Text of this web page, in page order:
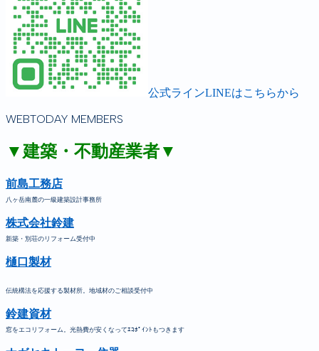
公式ラインLINEはこちらから
WEBTODAY MEMBERS
▼建築・不動産業者▼
前島工務店
八ヶ岳南麓の一級建築設計事務所
株式会社鈴建
新築・別荘のリフォーム受付中
樋口製材
伝統構法を応援する製材所。地域材のご相談受付中
鈴建資材
窓をエコリフォーム。光熱費が安くなってｴｺﾎﾟｲﾝﾄもつきます